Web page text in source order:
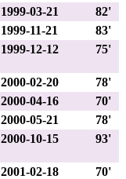
1999-03-21
82'
1999-11-21
83'
1999-12-12 75'
2000-02-20
78'
2000-04-16
70'
2000-05-21
78'
2000-10-15 93'
2001-02-18 70'